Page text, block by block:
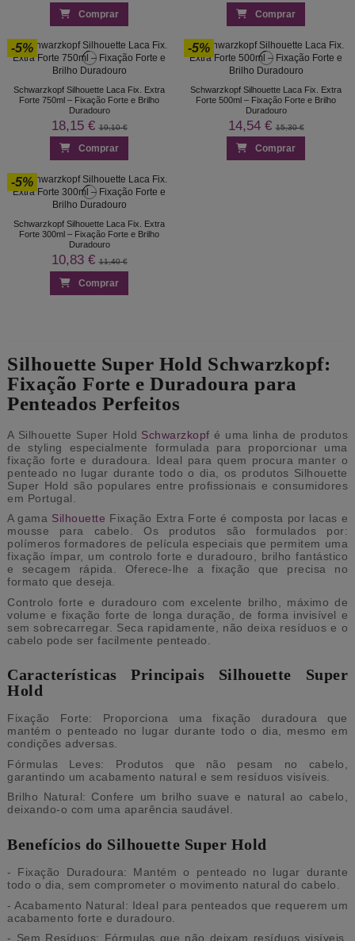
Comprar Comprar
-5%
Schwarzkopf Silhouette Laca Fix. Extra
Forte 750ml – Fixação Forte e Brilho
Duradouro
18,15 €19,10 €
Comprar
-5%
Schwarzkopf Silhouette Laca Fix. Extra
Forte 500ml – Fixação Forte e Brilho
Duradouro
14,54 €15,30 €
Comprar
-5%
Schwarzkopf Silhouette Laca Fix. Extra
Forte 300ml – Fixação Forte e Brilho
Duradouro
10,83 €11,40 €
Comprar
Silhouette Super Hold Schwarzkopf:
Fixação Forte e Duradoura para
Penteados Perfeitos
A Silhouette Super Hold Schwarzkopf é uma linha de produtos
de styling especialmente formulada para proporcionar uma
fixação forte e duradoura. Ideal para quem procura manter o
penteado no lugar durante todo o dia, os produtos Silhouette
Super Hold são populares entre profissionais e consumidores
em Portugal.
A gama Silhouette Fixação Extra Forte é composta por lacas e
mousse para cabelo. Os produtos são formulados por:
polímeros formadores de película especiais que permitem uma
fixação ímpar, um controlo forte e duradouro, brilho fantástico
e secagem rápida. Oferece-lhe a fixação que precisa no
formato que deseja.
Controlo forte e duradouro com excelente brilho, máximo de
volume e fixação forte de longa duração, de forma invisível e
sem sobrecarregar. Seca rapidamente, não deixa resíduos e o
cabelo pode ser facilmente penteado.
Características Principais Silhouette Super
Hold
Fixação Forte: Proporciona uma fixação duradoura que
mantém o penteado no lugar durante todo o dia, mesmo em
condições adversas.
Fórmulas Leves: Produtos que não pesam no cabelo,
garantindo um acabamento natural e sem resíduos visíveis.
Brilho Natural: Confere um brilho suave e natural ao cabelo,
deixando-o com uma aparência saudável.
Benefícios do Silhouette Super Hold
- Fixação Duradoura: Mantém o penteado no lugar durante
todo o dia, sem comprometer o movimento natural do cabelo.
- Acabamento Natural: Ideal para penteados que requerem um
acabamento forte e duradouro.
- Sem Resíduos: Fórmulas que não deixam resíduos visíveis,